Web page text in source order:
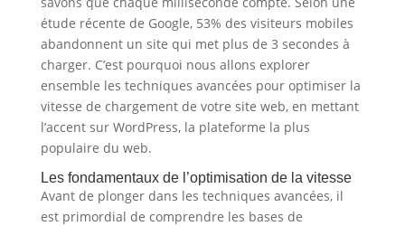
étude récente de Google, 53% des visiteurs mobiles
abandonnent un site qui met plus de 3 secondes à
charger. C’est pourquoi nous allons explorer
ensemble les techniques avancées pour optimiser la
vitesse de chargement de votre site web, en mettant
l’accent sur WordPress, la plateforme la plus
populaire du web.
Les fondamentaux de l’optimisation de la vitesse
Avant de plonger dans les techniques avancées, il
est primordial de comprendre les bases de